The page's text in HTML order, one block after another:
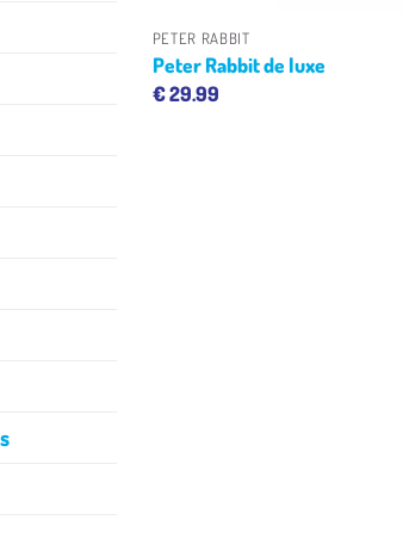
PETER RABBIT
Peter Rabbit de luxe
€29.99